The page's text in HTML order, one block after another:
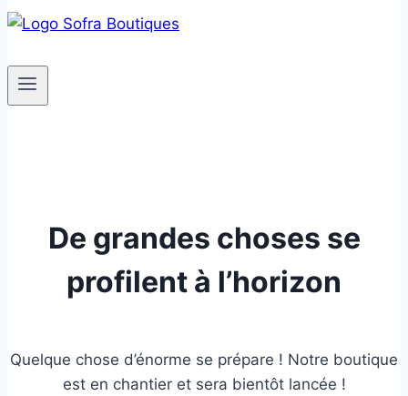
De grandes choses se
profilent à l’horizon
Quelque chose d’énorme se prépare ! Notre boutique
est en chantier et sera bientôt lancée !